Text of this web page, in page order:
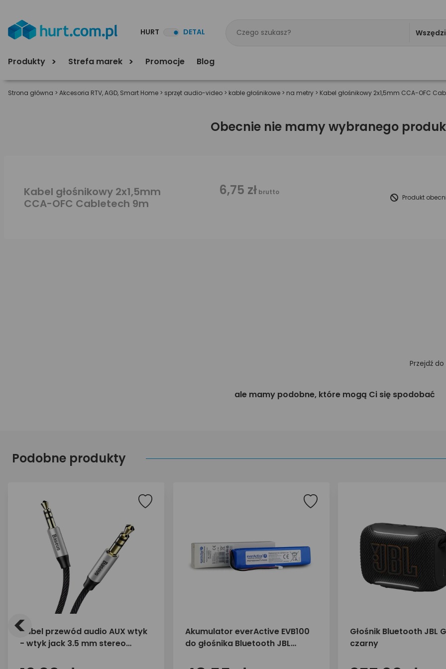
HURT DETAL
Produkty Strefa marek Promocje Blog
Strona główna > Akcesoria RTV, AGD, Smart Home > sprzęt audio-video > kable głośnikowe > na metry > Kabel głośnikowy 2x1,5mm CCA-OFC
Obecnie nie mamy wybranego
Kabel głośnikowy 2x1,5mm
CCA-OFC Cabletech 9m
6,75 zł brutto
Produkt
Przejdź do
ale mamy podobne, które mogą Ci się spodobać
Podobne produkty
Kabel przewód audio AUX wtyk
- wtyk jack 3.5 mm stereo
Akumulator everActive EVB100
do głośnika Bluetooth JBL
Głośnik Bluetooth JBL
czarny
<